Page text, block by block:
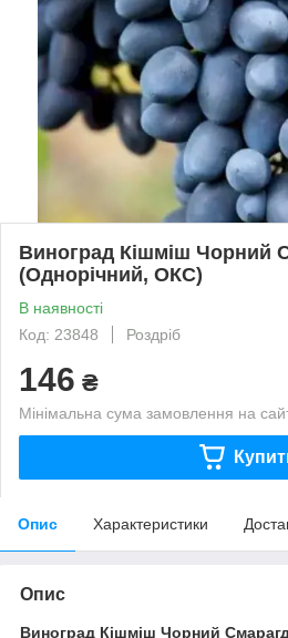
Виноград Кішміш Чорний
(Однорічний, ОКС)
В наявності
Код: 23848
Роздріб
146 ₴
Мінімальна сума замовлення на
Опис Характеристики
Опис
Виноград Кішміш Чорний